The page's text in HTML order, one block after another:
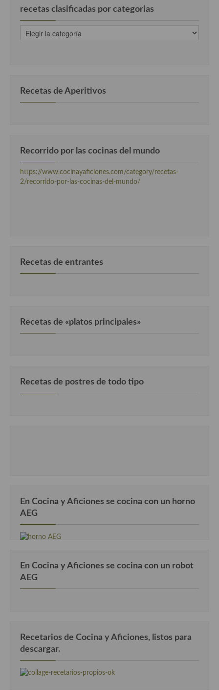
recetas clasificadas por categorias
recetas
clasificadas
Recetas de Aperitivos
Recorrido por las cocinas del mundo
https://www.cocinayaficiones.com/category/recetas-
2/recorrido-por-las-cocinas-del-mundo/
Recetas de entrantes
Recetas de «platos principales»
Recetas de postres de todo tipo
En Cocina y Aficiones se cocina con un horno
AEG
En Cocina y Aficiones se cocina con un robot
AEG
Recetarios de Cocina y Aficiones, listos para
descargar.